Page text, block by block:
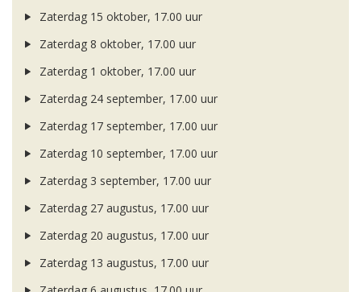
Zaterdag 15 oktober, 17.00 uur
Zaterdag 8 oktober, 17.00 uur
Zaterdag 1 oktober, 17.00 uur
Zaterdag 24 september, 17.00 uur
Zaterdag 17 september, 17.00 uur
Zaterdag 10 september, 17.00 uur
Zaterdag 3 september, 17.00 uur
Zaterdag 27 augustus, 17.00 uur
Zaterdag 20 augustus, 17.00 uur
Zaterdag 13 augustus, 17.00 uur